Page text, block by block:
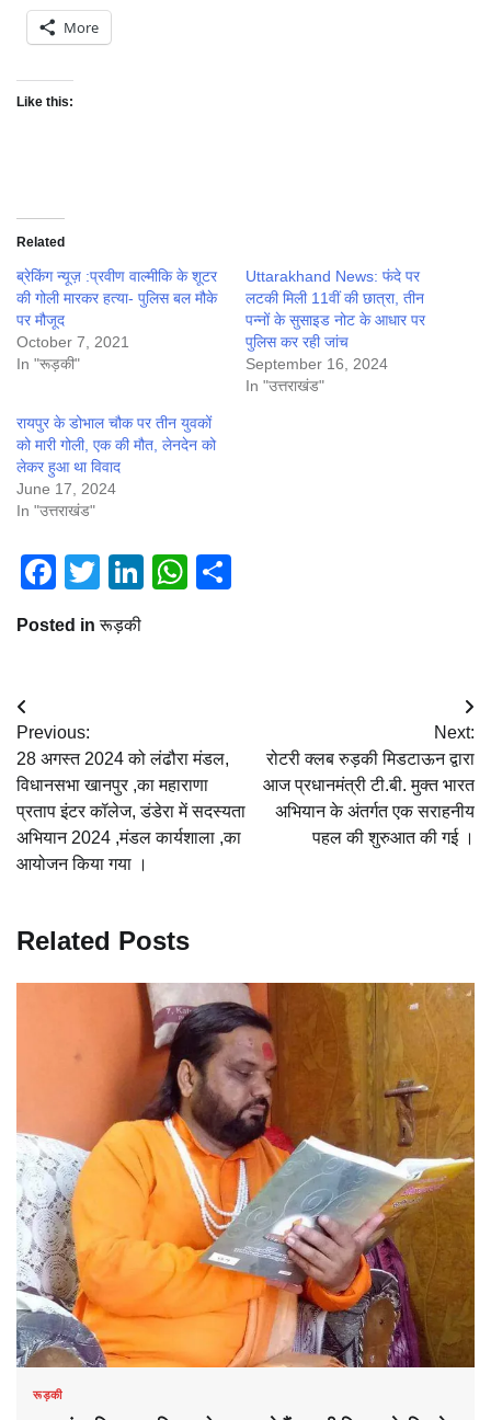
More
Like this:
Related
ब्रेकिंग न्यूज़ :प्रवीण वाल्मीकि के शूटर
की गोली मारकर हत्या- पुलिस बल मौके
पर मौजूद
October 7, 2021
In "रूड़की"
Uttarakhand News: फंदे पर
लटकी मिली 11वीं की छात्रा, तीन
पन्नों के सुसाइड नोट के आधार पर
पुलिस कर रही जांच
September 16, 2024
In "उत्तराखंड"
रायपुर के डोभाल चौक पर तीन युवकों
को मारी गोली, एक की मौत, लेनदेन को
लेकर हुआ था विवाद
June 17, 2024
In "उत्तराखंड"
Facebook
Twitter
LinkedIn
WhatsApp
Posted inरूड़की
Post
navigation
Previous:
28 अगस्त 2024 को लंढौरा मंडल,
विधानसभा खानपुर ,का महाराणा
प्रताप इंटर कॉलेज, डंडेरा में सदस्यता
अभियान 2024 ,मंडल कार्यशाला ,का
आयोजन किया गया ।
Next:
रोटरी क्लब रुड़की मिडटाऊन द्वारा
आज प्रधानमंत्री टी.बी. मुक्त भारत
अभियान के अंतर्गत एक सराहनीय
पहल की शुरुआत की गई ।
Related Posts
रूड़की